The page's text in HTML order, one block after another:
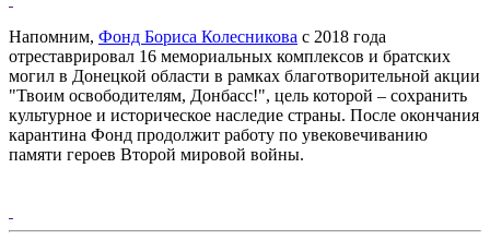
Напомним, Фонд Бориса Колесникова с 2018 года
отреставрировал 16 мемориальных комплексов и братских
могил в Донецкой области в рамках благотворительной акции
"Твоим освободителям, Донбасс!", цель которой – сохранить
культурное и историческое наследие страны. После окончания
карантина Фонд продолжит работу по увековечиванию
памяти героев Второй мировой войны.